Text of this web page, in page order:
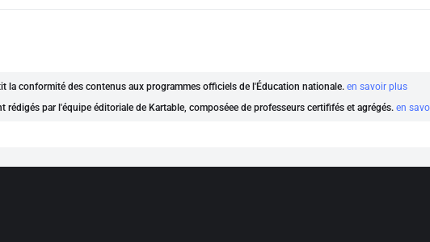
la conformité des contenus aux programmes officiels de l'Éducation nationale. en savoir plus
rédigés par l'équipe éditoriale de Kartable, composéee de professeurs certififés et agrégés. en